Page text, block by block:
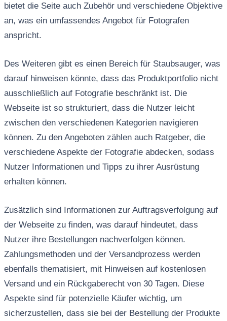
bietet die Seite auch Zubehör und verschiedene Objektive
an, was ein umfassendes Angebot für Fotografen
anspricht.
Des Weiteren gibt es einen Bereich für Staubsauger, was
darauf hinweisen könnte, dass das Produktportfolio nicht
ausschließlich auf Fotografie beschränkt ist. Die
Webseite ist so strukturiert, dass die Nutzer leicht
zwischen den verschiedenen Kategorien navigieren
können. Zu den Angeboten zählen auch Ratgeber, die
verschiedene Aspekte der Fotografie abdecken, sodass
Nutzer Informationen und Tipps zu ihrer Ausrüstung
erhalten können.
Zusätzlich sind Informationen zur Auftragsverfolgung auf
der Webseite zu finden, was darauf hindeutet, dass
Nutzer ihre Bestellungen nachverfolgen können.
Zahlungsmethoden und der Versandprozess werden
ebenfalls thematisiert, mit Hinweisen auf kostenlosen
Versand und ein Rückgaberecht von 30 Tagen. Diese
Aspekte sind für potenzielle Käufer wichtig, um
sicherzustellen, dass sie bei der Bestellung der Produkte